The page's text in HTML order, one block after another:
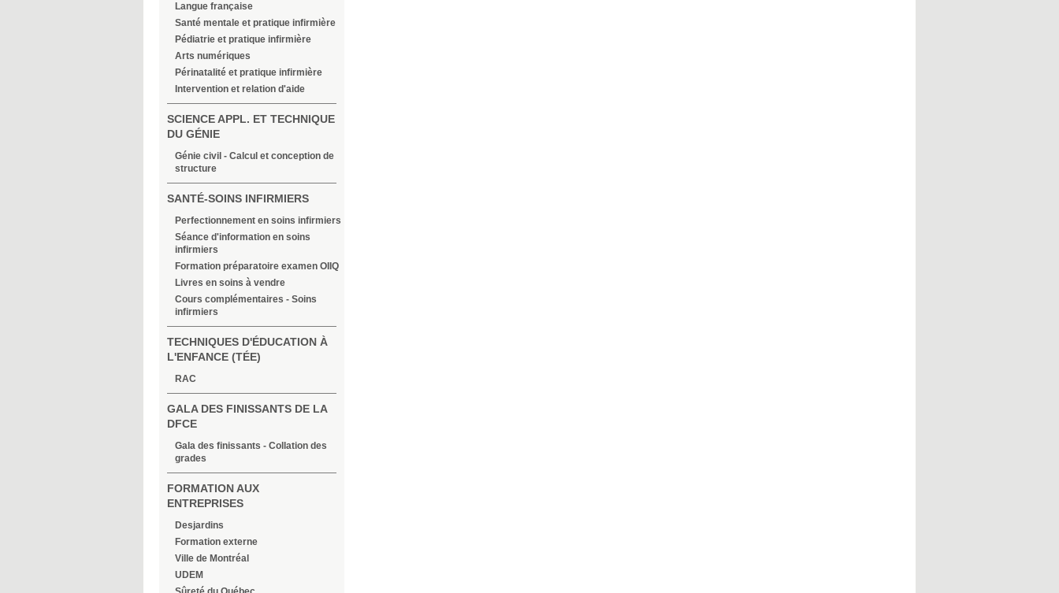
Langue française
Santé mentale et pratique infirmière
Pédiatrie et pratique infirmière
Arts numériques
Périnatalité et pratique infirmière
Intervention et relation d'aide
SCIENCE APPL. ET TECHNIQUE
DU GÉNIE
Génie civil - Calcul et conception de
structure
SANTÉ-SOINS INFIRMIERS
Perfectionnement en soins infirmiers
Séance d'information en soins
infirmiers
Formation préparatoire examen OIIQ
Livres en soins à vendre
Cours complémentaires - Soins
infirmiers
TECHNIQUES D'ÉDUCATION À
L'ENFANCE (TÉE)
RAC
GALA DES FINISSANTS DE LA
DFCE
Gala des finissants - Collation des
grades
FORMATION AUX
ENTREPRISES
Desjardins
Formation externe
Ville de Montréal
UDEM